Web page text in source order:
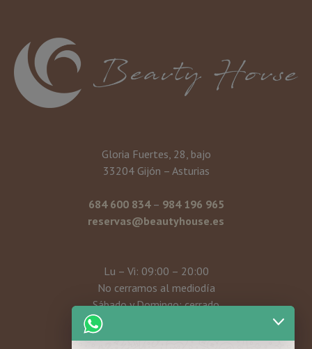
Gloria Fuertes, 28, bajo
33204 Gijón – Asturias
684 600 834– 984 196 965
reservas@beautyhouse.es
Lu – Vi: 09:00 – 20:00
No cerramos al mediodía
Sábado y Domingo: cerrado